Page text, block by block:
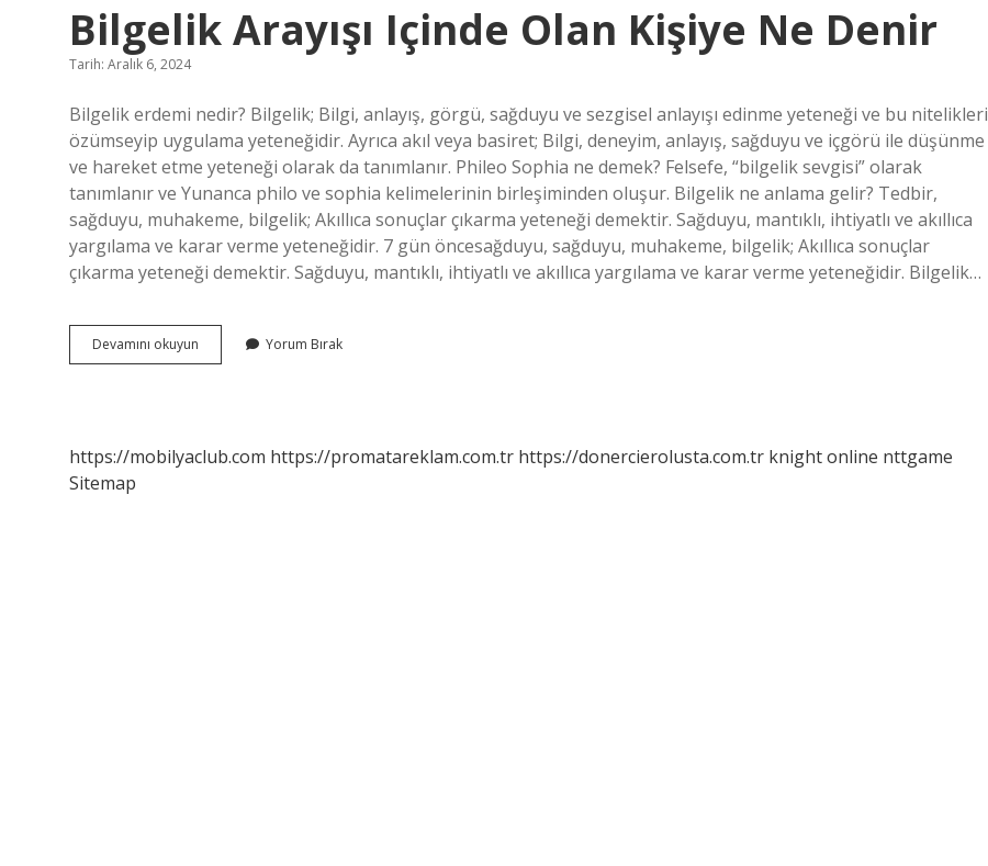
Bilgelik Arayışı Içinde Olan Kişiye Ne Denir
Tarih: Aralık 6, 2024
Bilgelik erdemi nedir? Bilgelik; Bilgi, anlayış, görgü, sağduyu ve sezgisel anlayışı edinme yeteneği ve bu nitelikleri
özümseyip uygulama yeteneğidir. Ayrıca akıl veya basiret; Bilgi, deneyim, anlayış, sağduyu ve içgörü ile düşünme
ve hareket etme yeteneği olarak da tanımlanır. Phileo Sophia ne demek? Felsefe, “bilgelik sevgisi” olarak
tanımlanır ve Yunanca philo ve sophia kelimelerinin birleşiminden oluşur. Bilgelik ne anlama gelir? Tedbir,
sağduyu, muhakeme, bilgelik; Akıllıca sonuçlar çıkarma yeteneği demektir. Sağduyu, mantıklı, ihtiyatlı ve akıllıca
yargılama ve karar verme yeteneğidir. 7 gün öncesağduyu, sağduyu, muhakeme, bilgelik; Akıllıca sonuçlar
çıkarma yeteneği demektir. Sağduyu, mantıklı, ihtiyatlı ve akıllıca yargılama ve karar verme yeteneğidir. Bilgelik…
Devamını okuyun
Arayışı
Denir
Yorum Bırak
https://mobilyaclub.com https://promatareklam.com.tr https://donercierolusta.com.tr knight online nttgame
Sitemap